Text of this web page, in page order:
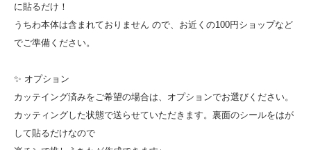
に貼るだけ！
うちわ本体は含まれておりません ので、お近くの100円ショップなど
でご準備ください。
✨ オプション
カッテイング済みをご希望の場合は、オプションでお選びください。
カッティングした状態で送らせていただきます。裏面のシールをはが
して貼るだけなので